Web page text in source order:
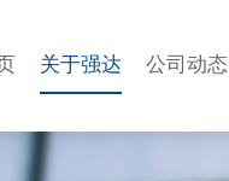
关于强达 公司动态